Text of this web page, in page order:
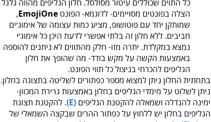
כל התוים שכוללים עיטור מסולסל. חלון הגליפים מהווה גלגל
הצלה בפונטים מסויימים- לדוגמא- הפונט EmojiOne
,
שמותקן יחד עם פוטושופ, מציע כמות עצומה של אימוג׳ים
חביבים. ללא חלון זה בלתי אפשרי לדעת היכן כל אימוג׳י
נמצא במקלדת. יתרה מזו- חלק מהתווים לא ניתנים להוספה
באמצעות הקשה על מקש בודד- מה שהופך את חלון
הגליפים להכרחי בניצול כל תווי הפונט.
בתחתית החלון ניתן למצוא מספר כפתורים לשליטה בתצוגה בחלון.
ניתן לשלוט על מימדי הגליפים בחלון באמצעות גרירת המכוון-
ימינה להגדלה ושמאלה להקטנת הגליפים (E)
. להקטנת תצוגת
הגליפים בחלון יש ללחוץ על כפתור ההרים שבקצה השמאלי של